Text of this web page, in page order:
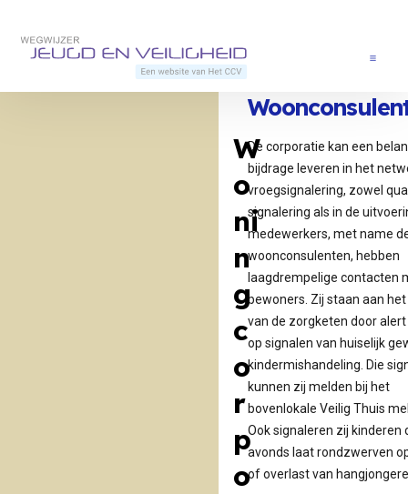
Terug naar de startpagina
W
o
ni
n
g
c
o
r
p
o
De corporatie kan een
bijdrage leveren in het
vroegsignalering, zowel qua
signalering als in de
medewerkers, met name
woonconsulenten, hebben
laagdrempelige contacten
bewoners. Zij staan aan
van de zorgketen door
op signalen van huiselijk
kindermishandeling. Die
kunnen zij melden bij het
bovenlokale Veilig Thuis
Ook signaleren zij kinderen
avonds laat rondzwerven
of overlast van